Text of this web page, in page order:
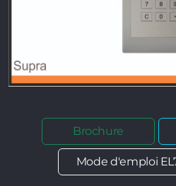
Brochure
Mode d'emploi